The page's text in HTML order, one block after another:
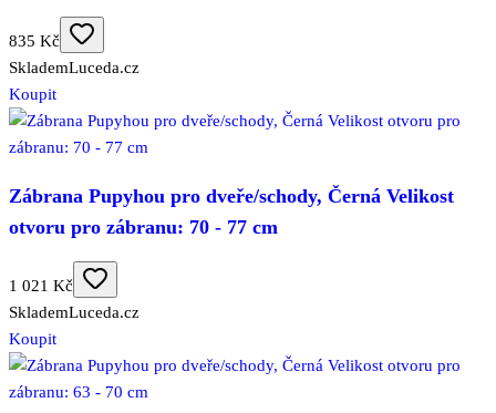
835 Kč
SklademLuceda.cz
Koupit
Zábrana Pupyhou pro dveře/schody, Černá Velikost
otvoru pro zábranu: 70 - 77 cm
1 021 Kč
SklademLuceda.cz
Koupit